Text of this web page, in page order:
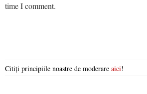
time I comment.
Citiți principiile noastre de moderare aici!